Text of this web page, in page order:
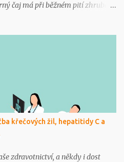
čaj má při běžném pití zhruba
šálkům čaje denně. A
Čině? „Běžná konzumace čaje
Močopudný efekt kofeinu se
silného čaje, zejména u
zvyklí. Dehydratace by
křečových žil, hepatitidy C a
zdravotnictví, a někdy i dost